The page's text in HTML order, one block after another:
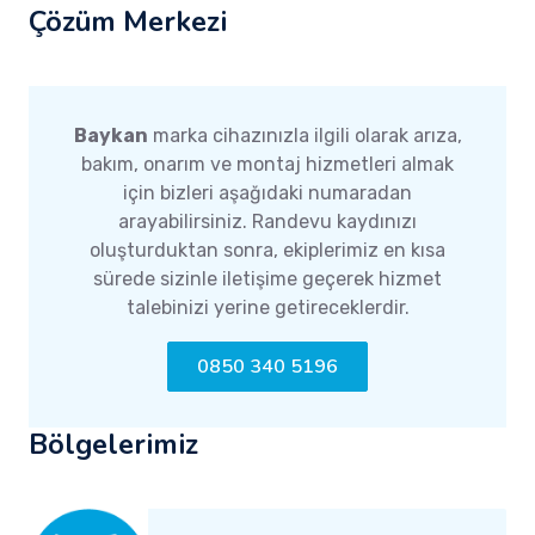
Çözüm Merkezi
Baykan marka cihazınızla ilgili olarak arıza,
bakım, onarım ve montaj hizmetleri almak
için bizleri aşağıdaki numaradan
arayabilirsiniz. Randevu kaydınızı
oluşturduktan sonra, ekiplerimiz en kısa
sürede sizinle iletişime geçerek hizmet
talebinizi yerine getireceklerdir.
0850 340 5196
Bölgelerimiz